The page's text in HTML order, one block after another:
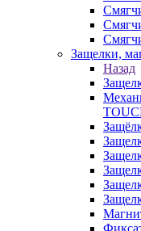
Защелки,
Назад